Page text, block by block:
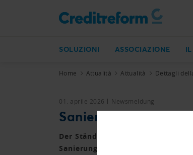
SOLUZIONI ASSOCIAZIONE
Home Attualità Attualità Dettagli
01. aprile 2026 Newsmeldung
Der Ständerat ist in der
Sanierungskonkursverfahren